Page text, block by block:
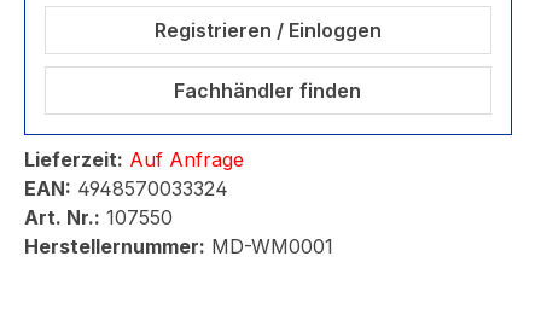
Registrieren / Einloggen
Fachhändler finden
Lieferzeit: Auf Anfrage
EAN: 4948570033324
Art. Nr.: 107550
Herstellernummer: MD-WM0001